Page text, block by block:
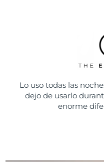
Lo uso todas las
dejo de usarlo
enorme